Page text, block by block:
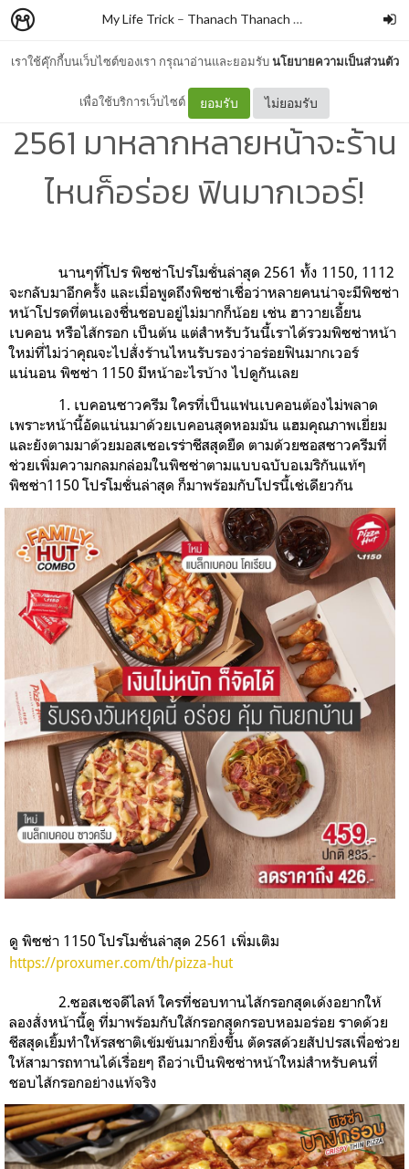
เราใช้คุ๊กกี้บนเว็บไซต์ของเรา กรุณาอ่านและยอมรับนโยบายความเป็นส่วนตัว
เพื่อใช้บริการเว็บไซต์ ยอมรับ ไม่ยอมรับ
My Life Trick – Thanach Thanach Sriworasan
พิซซ่า 1150 โปรโมชั่นล่าสุด
2561 มาหลากหลายหน้าจะร้าน
ไหนก็อร่อย ฟินมากเวอร์!
นานๆที่โปร พิซซ่าโปรโมชั่นล่าสุด 2561 ทั้ง 1150, 1112
จะกลับมาอีกครั้ง และเมื่อพูดถึงพิซซ่าเชื่อว่าหลายคนน่าจะมีพิซซ่า
หน้าโปรดที่ตนเองชื่นชอบอยู่ไม่มากก็น้อย เช่น ฮาวายเอี้ยน
เบคอน หรือไส้กรอก เป็นต้น แต่สำหรับวันนี้เราได้รวมพิซซ่าหน้า
ใหม่ที่ไม่ว่าคุณจะไปสั่งร้านไหนรับรองว่าอร่อยฟินมากเวอร์
แน่นอน พิซซ่า 1150 มีหน้าอะไรบ้าง ไปดูกันเลย
1. เบคอนซาวครีม ใครที่เป็นแฟนเบคอนต้องไม่พลาด
เพราะหน้านี้อัดแน่นมาด้วยเบคอนสุดหอมมัน แฮมคุณภาพเยี่ยม
และยังตามมาด้วยมอสเซอเรร่าชีสสุดยืด ตามด้วยซอสซาวครีมที่
ช่วยเพิ่มความกลมกล่อมในพิซซ่าตามแบบฉบับอเมริกันแท้ๆ
พิซซ่า1150 โปรโมชั่นล่าสุด ก็มาพร้อมกับโปรนี้เช่เดียวกัน
ดู พิซซ่า 1150 โปรโมชั่นล่าสุด 2561 เพิ่มเติม
https://proxumer.com/th/pizza-hut
2.ซอสเซจดีไลท์ ใครที่ชอบทานไส้กรอกสุดเด้งอยากให้
ลองสั่งหน้านี้ดู ที่มาพร้อมกับใส้กรอกสุดกรอบหอมอร่อย ราดด้วย
ชีสสุดเยิ้มทำให้รสชาติเข้มข้นมากยิ่งขึ้น ตัดรสด้วยสัปปรสเพื่อช่วย
ให้สามารถทานได้เรื่อยๆ ถือว่าเป็นพิซซ่าหน้าใหม่สำหรับคนที่
ชอบไส้กรอกอย่างแท้จริง